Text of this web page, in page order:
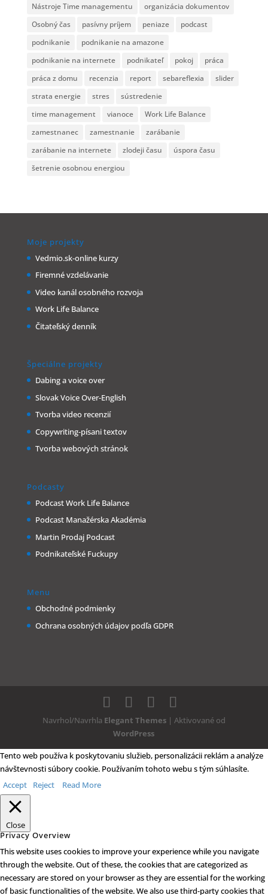
Nástroje Time managementu
organizácia dokumentov
Osobný čas
pasívny príjem peniaze
podcast
podnikanie
podnikanie na amazone
podnikanie na internete
podnikateľ pokoj
práca
práca z domu
recenzia report sebareflexia
slider
strata energie
stres
sústredenie
time management
vianoce
Work Life Balance
zamestnanec
zamestnanie
zarábanie
zarábanie na internete
zlodeji času
úspora času
šetrenie osobnou energiou
Moje projekty
Vedmio.sk-online kurzy
Firemné vzdelávanie
Video kanál osobného rozvoja
Work Life Balance
Čitateľský denník
Špeciálne projekty
Dabing a voice over
Slovak Voice Over-English
Tvorba video recenzií
Copywriting-písani textov
Tvorba webových stránok
Podcasty
Podcast Work Life Balance
Podcast Manažérska Akadémia
Martin Prodaj Podcast
Podnikateľské Fuckupy
Menu
Obchodné podmienky
Ochrana osobných údajov podľa GDPR
Navrhol/Navrhla Elegant Themes| Aktivované od
WordPress
Tento web používa k poskytovaniu služieb, personalizácii reklám a analýze
návštevnosti súbory cookie. Používaním tohoto webu s tým súhlasíte.
Accept
Reject Read More
Close
Privacy Overview
This website uses cookies to improve your experience while you navigate
through the website. Out of these, the cookies that are categorized as
necessary are stored on your browser as they are essential for the working
of basic functionalities of the website. We also use third-party cookies that